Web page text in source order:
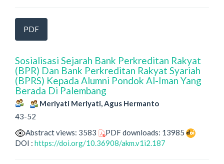
PDF
Sosialisasi Sejarah Bank Perkreditan Rakyat
(BPR) Dan Bank Perkreditan Rakyat Syariah
(BPRS) Kepada Alumni Pondok Al-Iman Yang
Berada Di Palembang
Meriyati Meriyati, Agus Hermanto
43-52
Abstract views: 3583
PDF downloads: 13985
DOI : https://doi.org/10.36908/akm.v1i2.187